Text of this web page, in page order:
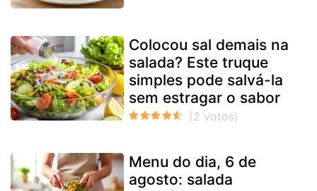
Colocou sal demais na
salada? Este truque
simples pode salvá-la
sem estragar o sabor
Menu do dia, 6 de
agosto: salada